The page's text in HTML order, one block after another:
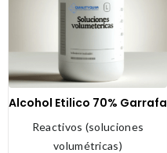
Alcohol Etilico 70% Garrafa
Reactivos (soluciones
volumétricas)